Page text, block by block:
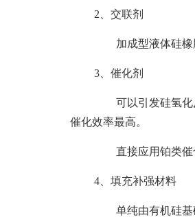
2、交联剂
加成型液体硅橡胶
3、催化剂
可以引发硅氢化反
催化效率最高。
直接应用铂类催化
4、填充补强材料
单纯由有机硅基础